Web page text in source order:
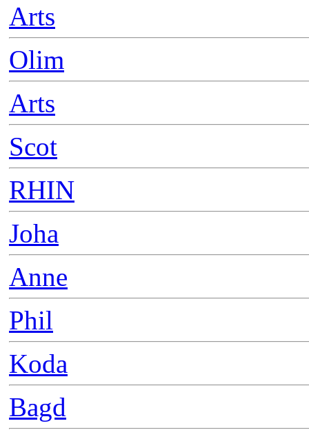
Arts
Olim
Arts
Scot
RHIN
Joha
Anne
Phil
Koda
Bagd